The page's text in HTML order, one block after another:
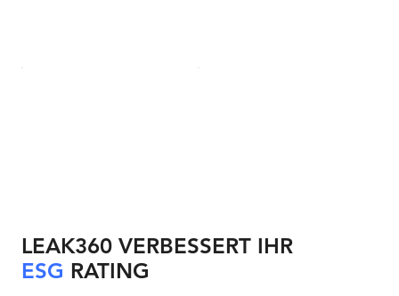
LEAK360 VERBESSERT IHR
ESG RATING